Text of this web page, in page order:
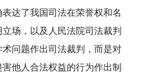
达了我国司法在荣誉权和名
场，以及人民法院司法裁判
问题作出司法裁判，而是对
他人合法权益的行为作出制